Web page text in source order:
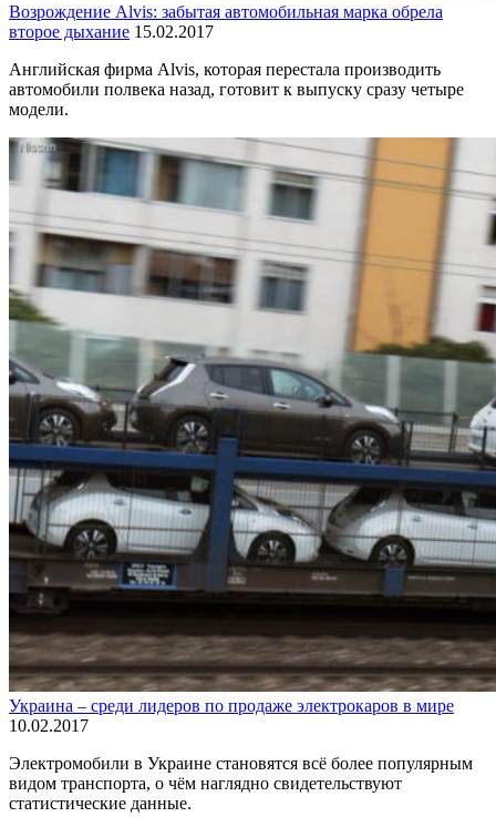
Возрождение Alvis: забытая автомобильная марка обрела
второе дыхание 15.02.2017
Английская фирма Alvis, которая перестала производить
автомобили полвека назад, готовит к выпуску сразу четыре
модели.
Украина – среди лидеров по продаже электрокаров в мире
10.02.2017
Электромобили в Украине становятся всё более популярным
видом транспорта, о чём наглядно свидетельствуют
статистические данные.